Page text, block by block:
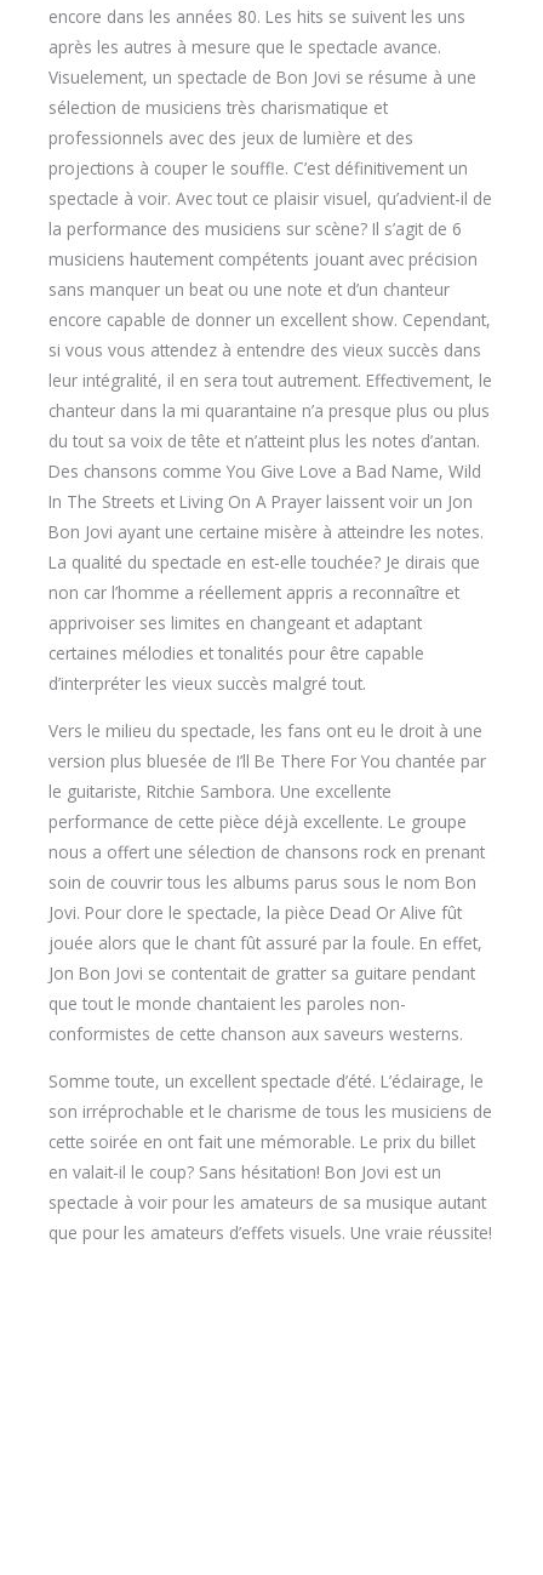
encore dans les années 80. Les hits se suivent les uns
après les autres à mesure que le spectacle avance.
Visuelement, un spectacle de Bon Jovi se résume à une
sélection de musiciens très charismatique et
professionnels avec des jeux de lumière et des
projections à couper le souffle. C’est définitivement un
spectacle à voir. Avec tout ce plaisir visuel, qu’advient-il de
la performance des musiciens sur scène? Il s’agit de 6
musiciens hautement compétents jouant avec précision
sans manquer un beat ou une note et d’un chanteur
encore capable de donner un excellent show. Cependant,
si vous vous attendez à entendre des vieux succès dans
leur intégralité, il en sera tout autrement. Effectivement, le
chanteur dans la mi quarantaine n’a presque plus ou plus
du tout sa voix de tête et n’atteint plus les notes d’antan.
Des chansons comme You Give Love a Bad Name, Wild
In The Streets et Living On A Prayer laissent voir un Jon
Bon Jovi ayant une certaine misère à atteindre les notes.
La qualité du spectacle en est-elle touchée? Je dirais que
non car l’homme a réellement appris a reconnaître et
apprivoiser ses limites en changeant et adaptant
certaines mélodies et tonalités pour être capable
d’interpréter les vieux succès malgré tout.
Vers le milieu du spectacle, les fans ont eu le droit à une
version plus bluesée de I’ll Be There For You chantée par
le guitariste, Ritchie Sambora. Une excellente
performance de cette pièce déjà excellente. Le groupe
nous a offert une sélection de chansons rock en prenant
soin de couvrir tous les albums parus sous le nom Bon
Jovi. Pour clore le spectacle, la pièce Dead Or Alive fût
jouée alors que le chant fût assuré par la foule. En effet,
Jon Bon Jovi se contentait de gratter sa guitare pendant
que tout le monde chantaient les paroles non-
conformistes de cette chanson aux saveurs westerns.
Somme toute, un excellent spectacle d’été. L’éclairage, le
son irréprochable et le charisme de tous les musiciens de
cette soirée en ont fait une mémorable. Le prix du billet
en valait-il le coup? Sans hésitation! Bon Jovi est un
spectacle à voir pour les amateurs de sa musique autant
que pour les amateurs d’effets visuels. Une vraie réussite!